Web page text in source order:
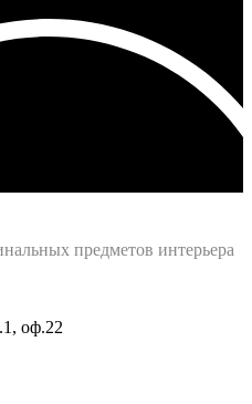
предметов интерьера
оф.22